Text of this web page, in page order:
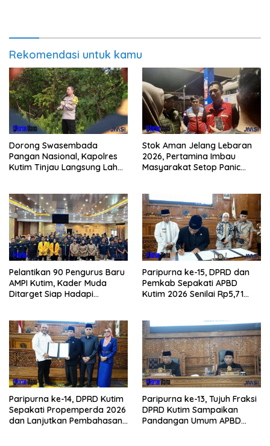
Rekomendasi untuk kamu
Dorong Swasembada
Pangan Nasional, Kapolres
Kutim Tinjau Langsung Lahan
Stok Aman Jelang Lebaran
2026, Pertamina Imbau
Masyarakat Setop Panic
Pelantikan 90 Pengurus Baru
AMPI Kutim, Kader Muda
Ditarget Siap Hadapi
Paripurna ke-15, DPRD dan
Pemkab Sepakati APBD
Kutim 2026 Senilai Rp5,71
Paripurna ke-14, DPRD Kutim
Sepakati Propemperda 2026
dan Lanjutkan Pembahasan
Paripurna ke-13, Tujuh Fraksi
DPRD Kutim Sampaikan
Pandangan Umum APBD